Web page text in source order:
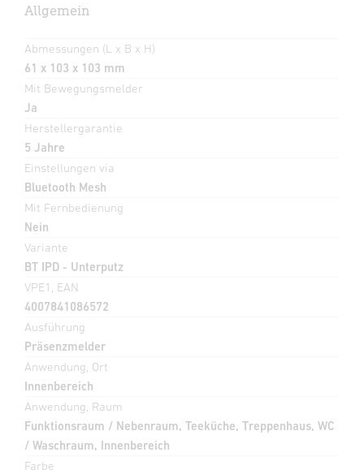
Allgemein
Abmessungen (L x B x H)
61 x 103 x 103 mm
Mit Bewegungsmelder
Ja
Herstellergarantie
5 Jahre
Einstellungen via
Bluetooth Mesh
Mit Fernbedienung
Nein
Variante
BT IPD - Unterputz
VPE1, EAN
4007841086572
Ausführung
Präsenzmelder
Anwendung, Ort
Innenbereich
Anwendung, Raum
Funktionsraum / Nebenraum, Teeküche, Treppenhaus, WC
/ Waschraum, Innenbereich
Farbe